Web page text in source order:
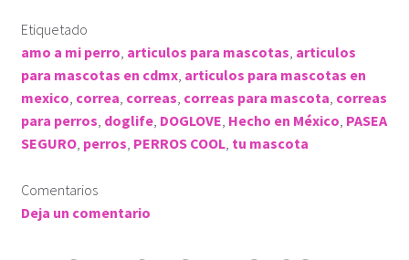
Etiquetado
amo a mi perro, articulos para mascotas, articulos
para mascotas en cdmx, articulos para mascotas en
mexico, correa, correas, correas para mascota, correas
para perros, doglife, DOGLOVE, Hecho en México, PASEA
SEGURO, perros, PERROS COOL, tu mascota
Comentarios
Deja un comentario